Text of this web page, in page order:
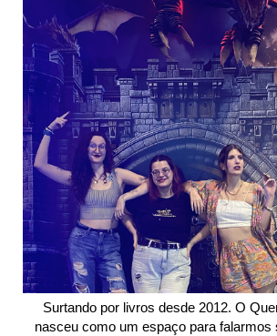
Surtando por livros desde 2012. O
nasceu como um espaço para falarmos